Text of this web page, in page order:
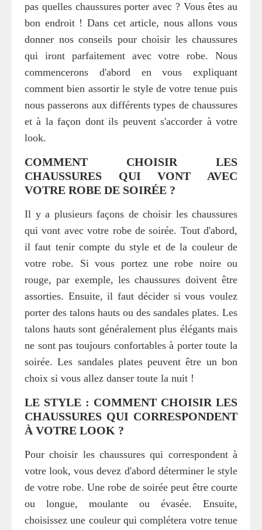
pas quelles chaussures porter avec ? Vous êtes au
bon endroit ! Dans cet article, nous allons vous
donner nos conseils pour choisir les chaussures
qui iront parfaitement avec votre robe. Nous
commencerons d'abord en vous expliquant
comment bien assortir le style de votre tenue puis
nous passerons aux différents types de chaussures
et à la façon dont ils peuvent s'accorder à votre
look.
COMMENT CHOISIR LES
CHAUSSURES QUI VONT AVEC
VOTRE ROBE DE SOIRÉE ?
Il y a plusieurs façons de choisir les chaussures
qui vont avec votre robe de soirée. Tout d'abord,
il faut tenir compte du style et de la couleur de
votre robe. Si vous portez une robe noire ou
rouge, par exemple, les chaussures doivent être
assorties. Ensuite, il faut décider si vous voulez
porter des talons hauts ou des sandales plates. Les
talons hauts sont généralement plus élégants mais
ne sont pas toujours confortables à porter toute la
soirée. Les sandales plates peuvent être un bon
choix si vous allez danser toute la nuit !
LE STYLE : COMMENT CHOISIR LES
CHAUSSURES QUI CORRESPONDENT
À VOTRE LOOK ?
Pour choisir les chaussures qui correspondent à
votre look, vous devez d'abord déterminer le style
de votre robe. Une robe de soirée peut être courte
ou longue, moulante ou évasée. Ensuite,
choisissez une couleur qui complétera votre tenue